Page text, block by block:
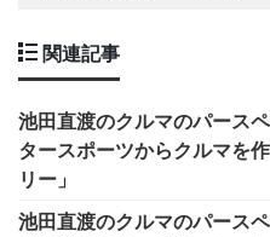
関連記事
池田直渡のクルマのパース
タースポーツからクルマを
リー」
池田直渡のクルマのパース